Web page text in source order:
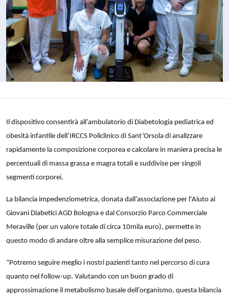
Il dispositivo consentirà all’ambulatorio di Diabetologia pediatrica ed
obesità infantile dell’IRCCS Policlinico di Sant’Orsola di analizzare
rapidamente la composizione corporea e calcolare in maniera precisa le
percentuali di massa grassa e magra totali e suddivise per singoli
segmenti corporei.
La bilancia impedenziometrica, donata dall’associazione per l'Aiuto ai
Giovani Diabetici AGD Bologna e dal Consorzio Parco Commerciale
Meraville (per un valore totale di circa 10mila euro), permette in
questo modo di andare oltre alla semplice misurazione del peso.
“Potremo seguire meglio i nostri pazienti tanto nel percorso di cura
quanto nel follow-up. Valutando con un buon grado di
approssimazione il metabolismo basale dell’organismo, questa bilancia